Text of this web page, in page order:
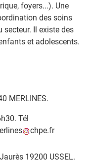
foyers...). Une
des soins
Il existe des
et adolescents.
MERLINES.
Tél
chpe.fr
19200 USSEL.